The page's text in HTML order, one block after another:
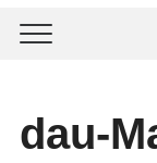
dau-